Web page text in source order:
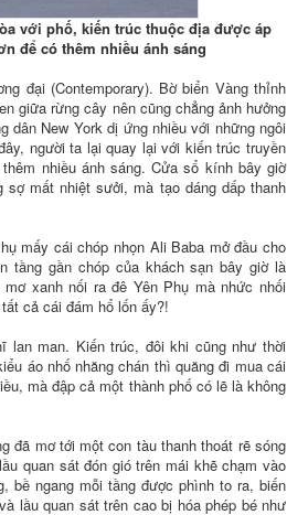
với phố, kiến trúc thuộc địa được áp
để có thêm nhiều ánh sáng
đại (Contemporary). Bờ biển Vàng thỉnh
giữa rừng cây nên cũng chẳng ảnh hưởng
New York dị ứng nhiều với những ngôi
người ta lại quay lại với kiến trúc truyền
nhiều ánh sáng. Cửa sổ kính bây giờ
mất nhiệt sưởi, mà tạo dáng dấp thanh
mấy cái chóp nhọn Ali Baba mở đầu cho
tầng gần chóp của khách sạn bây giờ là
xanh nối ra đê Yên Phụ mà nhức nhối
cả cái đám hổ lốn ấy?!
lan man. Kiến trúc, đôi khi cũng như thời
áo nhố nhăng chán thì quăng đi mua cái
mà đập cả một thành phố có lẽ là không
đã mơ tới một con tàu thanh thoát rẽ sóng
quan sát đón gió trên mái khẽ chạm vào
bề ngang mỗi tầng được phình to ra, biến
lầu quan sát trên cao bị hóa phép bé như